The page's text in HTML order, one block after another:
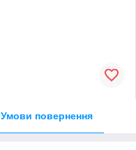
Умови повернення